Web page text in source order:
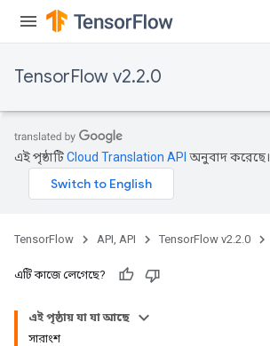
TensorFlow v2.2.0
এই পৃষ্ঠাটিCloud Translation API অনুবাদ করেছে।
TensorFlow API, API TensorFlow v2.2.0
এটি কাজে লেগেছে?
এই পৃষ্ঠায় যা যা আছে
সারাংশ